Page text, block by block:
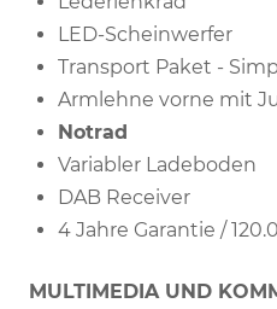
LED-Scheinwerfer
Transport Paket -
Armlehne vorne mit
Notrad
Variabler Ladeboden
DAB Receiver
4 Jahre Garantie /
MULTIMEDIA UND